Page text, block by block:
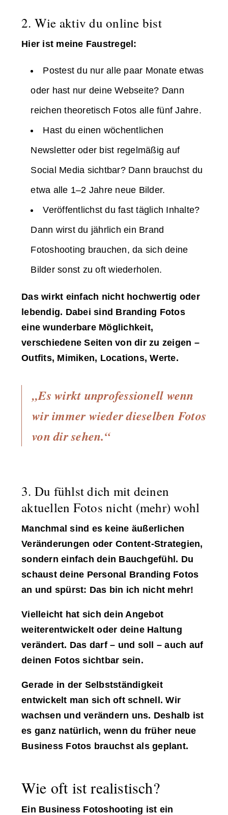
2. Wie aktiv du online bist
Hier ist meine Faustregel:
Postest du nur alle paar Monate etwas
oder hast nur deine Webseite? Dann
reichen theoretisch Fotos alle fünf Jahre.
Hast du einen wöchentlichen
Newsletter oder bist regelmäßig auf
Social Media sichtbar? Dann brauchst du
etwa alle 1–2 Jahre neue Bilder.
Veröffentlichst du fast täglich Inhalte?
Dann wirst du jährlich ein Brand
Fotoshooting brauchen, da sich deine
Bilder sonst zu oft wiederholen.
Das wirkt einfach nicht hochwertig oder
lebendig. Dabei sind Branding Fotos
eine wunderbare Möglichkeit,
verschiedene Seiten von dir zu zeigen –
Outfits, Mimiken, Locations, Werte.
„Es wirkt unprofessionell wenn
wir immer wieder dieselben Fotos
von dir sehen.“
3. Du fühlst dich mit deinen
aktuellen Fotos nicht (mehr) wohl
Manchmal sind es keine äußerlichen
Veränderungen oder Content-Strategien,
sondern einfach dein Bauchgefühl. Du
schaust deine Personal Branding Fotos
an und spürst: Das bin ich nicht mehr!
Vielleicht hat sich dein Angebot
weiterentwickelt oder deine Haltung
verändert. Das darf – und soll – auch auf
deinen Fotos sichtbar sein.
Gerade in der Selbstständigkeit
entwickelt man sich oft schnell. Wir
wachsen und verändern uns. Deshalb ist
es ganz natürlich, wenn du früher neue
Business Fotos brauchst als geplant.
Wie oft ist realistisch?
Ein Business Fotoshooting ist ein